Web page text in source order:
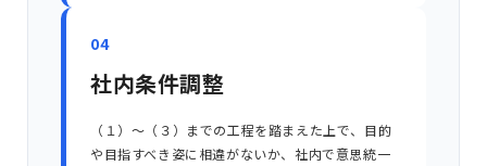
04
社内条件調整
（１）〜（３）までの工程を踏まえた上で、目的
や目指すべき姿に相違がないか、社内で意思統一